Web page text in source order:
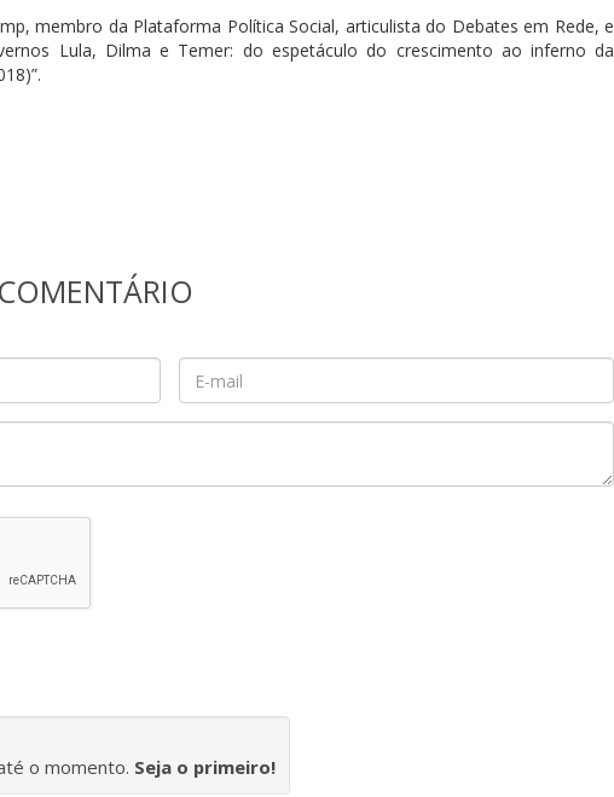
membro da Plataforma Política Social, articulista do Debates em Rede, e
Lula, Dilma e Temer: do espetáculo do crescimento ao inferno da
o momento. Seja o primeiro!